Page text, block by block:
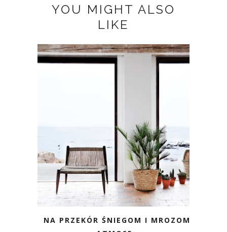
YOU MIGHT ALSO
LIKE
NA PRZEKÓR ŚNIEGOM I MROZOM.